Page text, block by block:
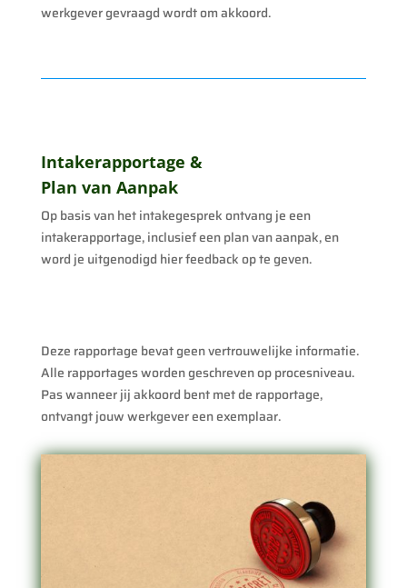
werkgever gevraagd wordt om akkoord.
Intakerapportage &
Plan van Aanpak
Op basis van het intakegesprek ontvang je een
intakerapportage, inclusief een plan van aanpak, en
word je uitgenodigd hier feedback op te geven.
Deze rapportage bevat geen vertrouwelijke informatie.
Alle rapportages worden geschreven op procesniveau.
Pas wanneer jij akkoord bent met de rapportage,
ontvangt jouw werkgever een exemplaar.